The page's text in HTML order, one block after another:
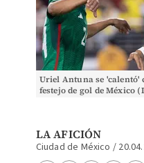
Uriel Antuna se 'calentó'
festejo de gol de México
LA AFICIÓN
Ciudad de México /